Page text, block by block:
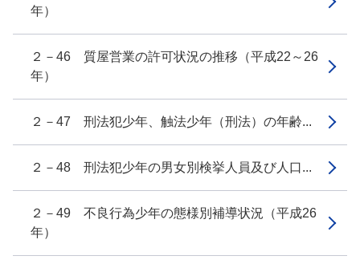
年）
２－46 質屋営業の許可状況の推移（平成22～26
年）
２－47 刑法犯少年、触法少年（刑法）の年齢...
２－48 刑法犯少年の男女別検挙人員及び人口...
２－49 不良行為少年の態様別補導状況（平成26
年）